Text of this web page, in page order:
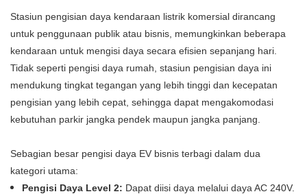
Stasiun pengisian daya kendaraan listrik komersial dirancang
untuk penggunaan publik atau bisnis, memungkinkan beberapa
kendaraan untuk mengisi daya secara efisien sepanjang hari.
Tidak seperti pengisi daya rumah, stasiun pengisian daya ini
mendukung tingkat tegangan yang lebih tinggi dan kecepatan
pengisian yang lebih cepat, sehingga dapat mengakomodasi
kebutuhan parkir jangka pendek maupun jangka panjang.
Sebagian besar pengisi daya EV bisnis terbagi dalam dua
kategori utama:
Pengisi Daya Level 2: Dapat diisi daya melalui daya AC 240V.